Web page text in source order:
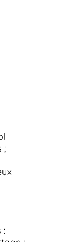
;
: